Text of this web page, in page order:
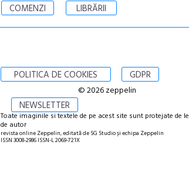
COMENZI
LIBRĂRII
POLITICA DE COOKIES GDPR
NEWSLETTER
© 2026 zeppelin
Toate imaginile si textele de pe acest site sunt protejate de
de autor
revista online Zeppelin, editată de SG Studio și echipa Zeppelin
ISSN 3008-2986 ISSN-L 2069-721X